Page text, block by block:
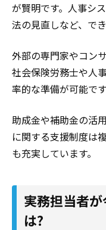
が賢明です。人事シ
法の見直しなど、で
外部の専門家やコン
社会保険労務士や人
率的な準備が可能です
助成金や補助金の活
に関する支援制度は
も充実しています。
実務担当者
は?